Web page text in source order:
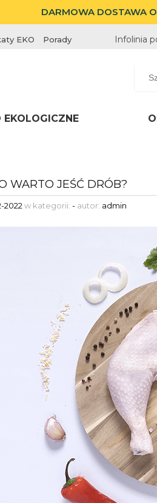
DARMOWA DOSTAWA
EKOLOGICZNE
EKO Porady Infolinia
WARTO JEŚĆ DRÓB?
2022 w kategorii: - autor: admin